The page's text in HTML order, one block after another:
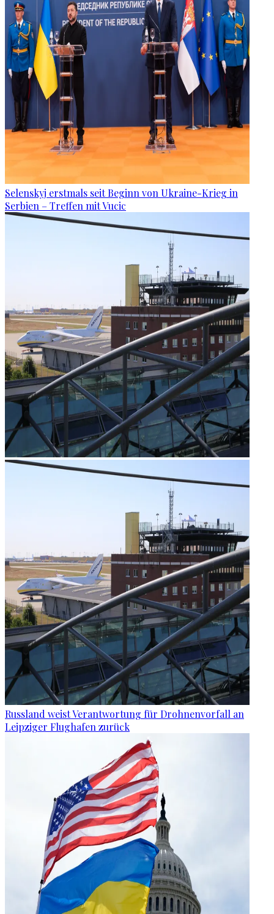
Selenskyj erstmals seit Beginn von Ukraine-Krieg in
Serbien – Treffen mit Vucic
Russland weist Verantwortung für Drohnenvorfall an
Leipziger Flughafen zurück